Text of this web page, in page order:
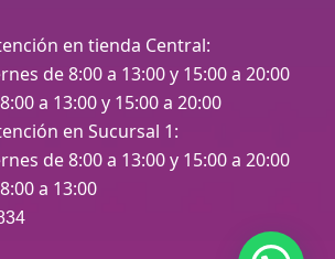
en tienda Central:
de 8:00 a 13:00 y 15:00 a 20:00
a 13:00 y 15:00 a 20:00
en Sucursal 1:
de 8:00 a 13:00 y 15:00 a 20:00
a 13:00